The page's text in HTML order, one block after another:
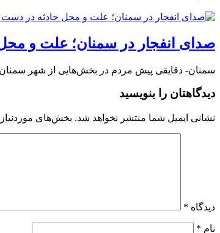
صدای انفجار در سمنان؛ علت و
سمنان- دقایقی پیش مردم در بخش‌هایی از شهر
دیدگاهتان را بنویسید
نشانی ایمیل شما منتشر نخواهد شد. بخش‌های
دیدگاه *
نام *